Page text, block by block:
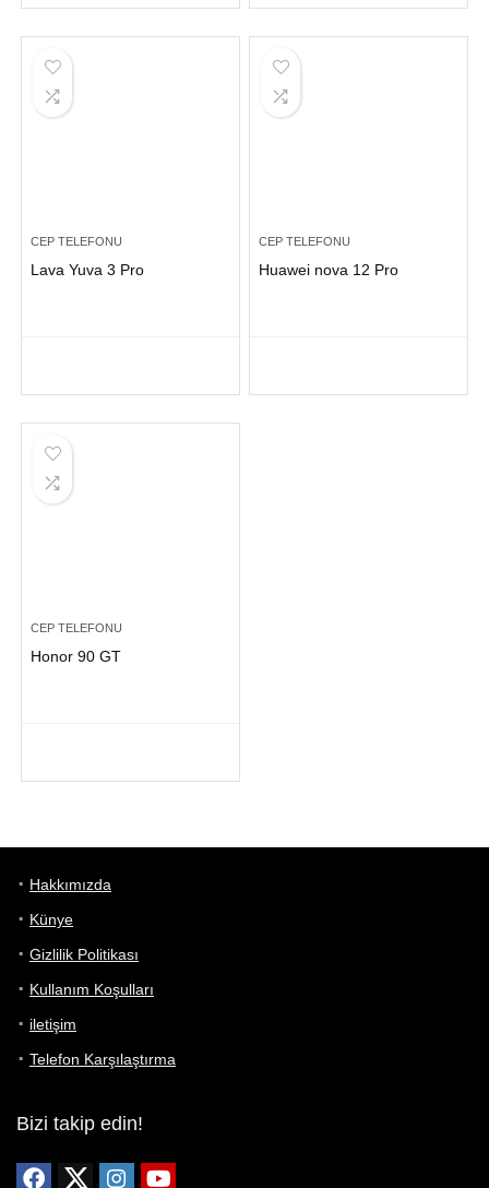
CEP TELEFONU
Lava Yuva 3 Pro
CEP TELEFONU
Huawei nova 12 Pro
CEP TELEFONU
Honor 90 GT
Hakkımızda
Künye
Gizlilik Politikası
Kullanım Koşulları
iletişim
Telefon Karşılaştırma
Bizi takip edin!